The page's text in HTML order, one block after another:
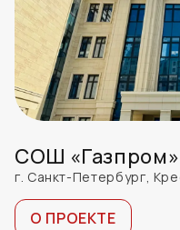
СОШ «Газпром»
г. Санкт-Петербург,
О ПРОЕКТЕ